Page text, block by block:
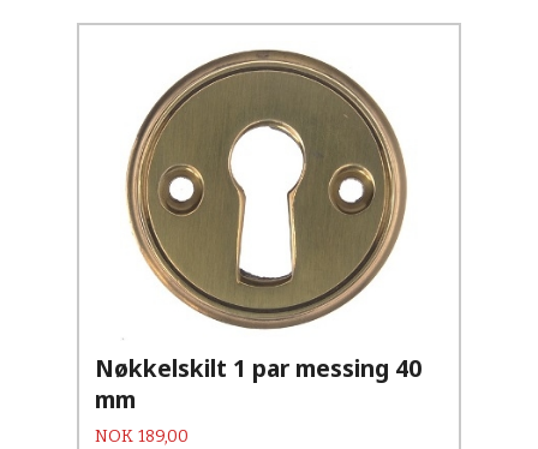
Nøkkelskilt 1 par messing 40
mm
Pris
NOK 189,00